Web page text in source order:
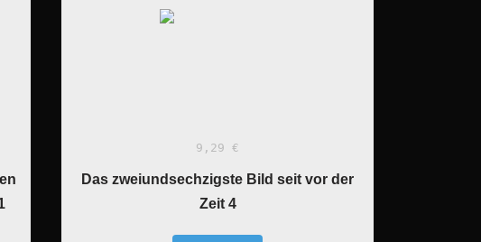
9,29 €
Das zweiundsechzigste Bild seit vor der
Zeit 4